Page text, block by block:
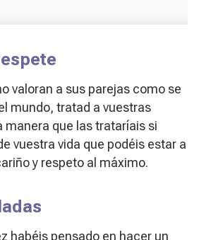
valoran a sus parejas como se
mundo, tratad a vuestras
manera que las trataríais si
vuestra vida que podéis estar a
y respeto al máximo.
habéis pensado en hacer un